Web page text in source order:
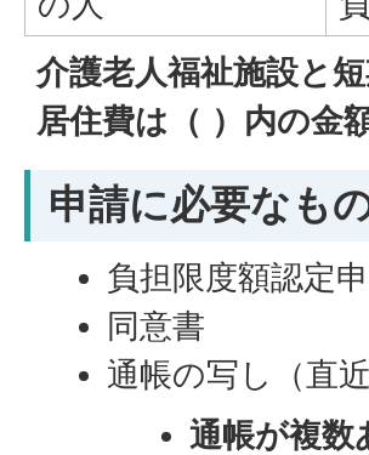
介護老人福祉施設と
居住費は（ ）内の金
申請に必要なも
負担限度額認定
同意書
通帳の写し（直
通帳が複数